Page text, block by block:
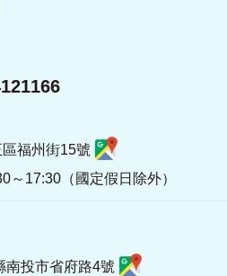
福州街15號
～17:30（國定假日除外）
南投市省府路4號